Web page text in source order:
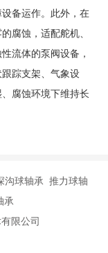
备运作。此外，在
腐蚀，适配舵机、
流体的泵阀设备，
踪支架、气象设
腐蚀环境下维持长
球轴承 推力球轴
承
限公司